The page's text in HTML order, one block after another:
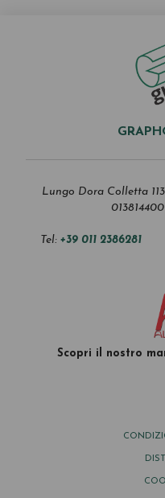
Lungo Dora Colletta
Tel: +39 011 2386281
Scopri il nostro